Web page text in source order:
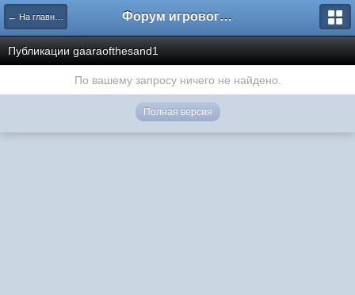
← На главную Форум игрового проекта Riverrise
Публикации gaaraofthesand1
По вашему запросу ничего не найдено.
Полная версия